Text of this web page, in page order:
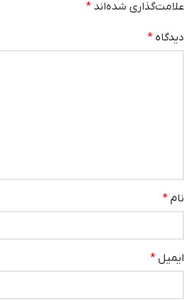
علامت‌گذاری شده‌اند *
دیدگاه *
نام *
ایمیل *